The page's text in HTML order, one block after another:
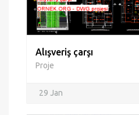
Alışveriş çarşı
Proje
29 Jan